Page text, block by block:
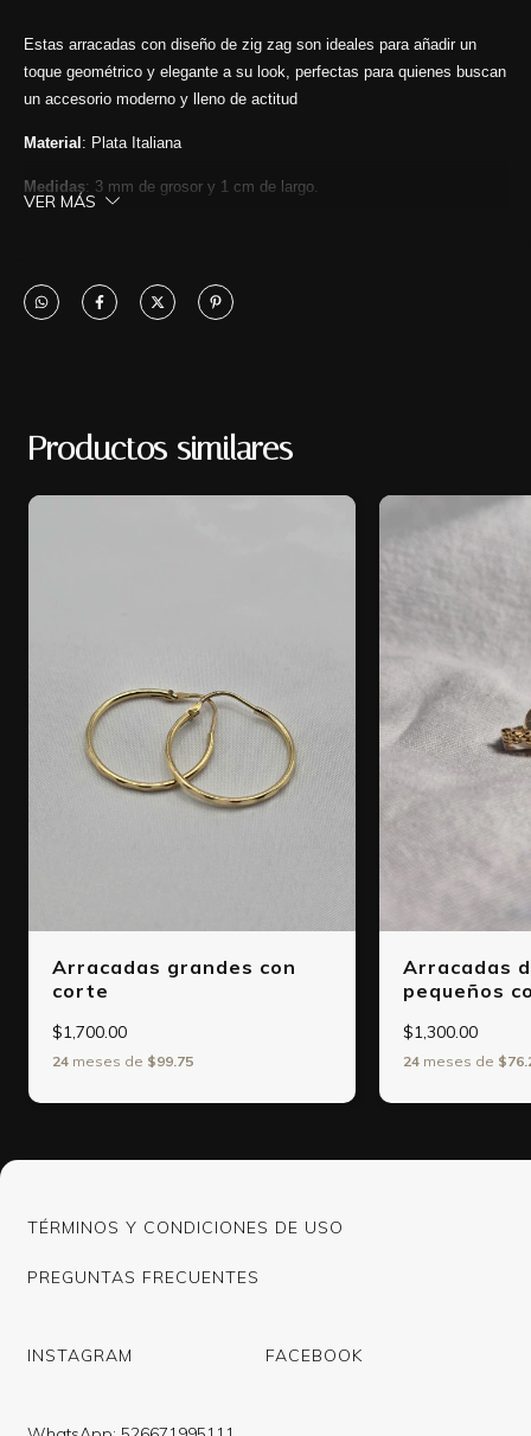
Estas arracadas con diseño de zig zag son ideales para añadir un
toque geométrico y elegante a su look, perfectas para quienes buscan
un accesorio moderno y lleno de actitud
Material : Plata Italiana
Medidas: 3 mm de grosor y 1 cm de largo.
VER MÁS
Productos similares
Arracadas grandes con
corte
$1,700.00
24 meses de $99.75
Arracadas
pequeños
$1,300.00
24 meses de
TÉRMINOS Y CONDICIONES DE USO
PREGUNTAS FRECUENTES
INSTAGRAM FACEBOOK